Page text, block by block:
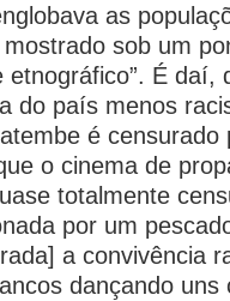
as
sob um
É daí,
do país menos
é censurado
o cinema de
totalmente
por um
a convivência
dançando uns